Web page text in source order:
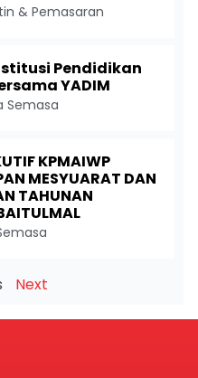
& Pemasaran
Pendidikan
YADIM
Semasa
KPMAIWP
MESYUARAT DAN
TAHUNAN
Next